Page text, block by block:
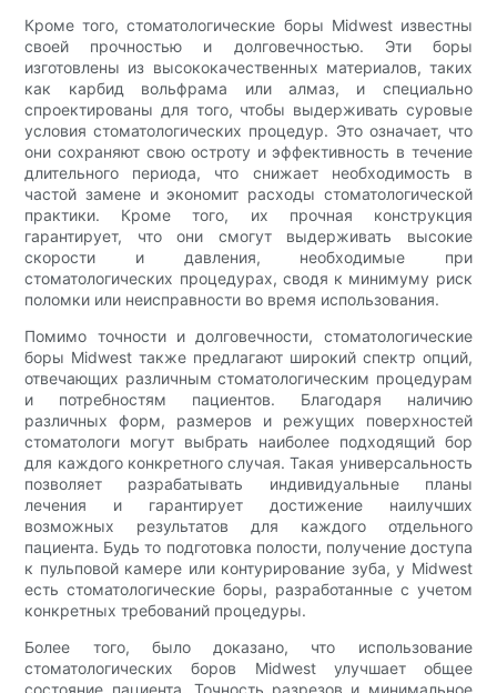
Кроме того, стоматологические боры Midwest известны
своей прочностью и долговечностью. Эти боры
изготовлены из высококачественных материалов, таких
как карбид вольфрама или алмаз, и специально
спроектированы для того, чтобы выдерживать суровые
условия стоматологических процедур. Это означает, что
они сохраняют свою остроту и эффективность в течение
длительного периода, что снижает необходимость в
частой замене и экономит расходы стоматологической
практики. Кроме того, их прочная конструкция
гарантирует, что они смогут выдерживать высокие
скорости и давления, необходимые при
стоматологических процедурах, сводя к минимуму риск
поломки или неисправности во время использования.
Помимо точности и долговечности, стоматологические
боры Midwest также предлагают широкий спектр опций,
отвечающих различным стоматологическим процедурам
и потребностям пациентов. Благодаря наличию
различных форм, размеров и режущих поверхностей
стоматологи могут выбрать наиболее подходящий бор
для каждого конкретного случая. Такая универсальность
позволяет разрабатывать индивидуальные планы
лечения и гарантирует достижение наилучших
возможных результатов для каждого отдельного
пациента. Будь то подготовка полости, получение доступа
к пульповой камере или контурирование зуба, у Midwest
есть стоматологические боры, разработанные с учетом
конкретных требований процедуры.
Более того, было доказано, что использование
стоматологических боров Midwest улучшает общее